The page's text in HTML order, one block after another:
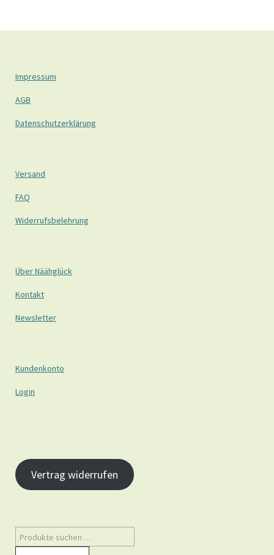
Impressum
AGB
Datenschutzerklärung
Versand
FAQ
Widerrufsbelehrung
Über Näähglück
Kontakt
Newsletter
Kundenkonto
Login
Vertrag widerrufen